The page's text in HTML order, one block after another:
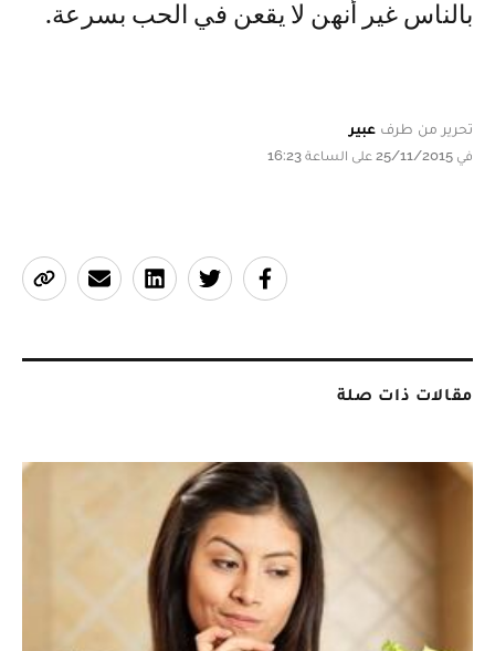
بالناس غير أنهن لا يقعن في الحب بسرعة.
تحرير من طرف عبير
في 25/11/2015 على الساعة 16:23
مقالات ذات صلة